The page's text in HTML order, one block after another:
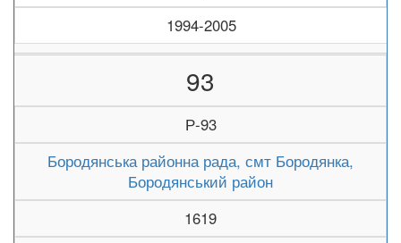
1994-2005
93
Р-93
Бородянська районна рада, смт Бородянка,
Бородянський район
1619